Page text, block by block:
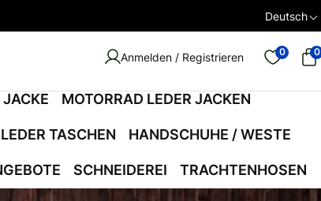
Deutsch
Anmelden / Registrieren 0 0
MOTORRAD LEDER JACKEN
LEDER TASCHEN HANDSCHUHE / WESTE
SCHNEIDEREI TRACHTENHOSEN